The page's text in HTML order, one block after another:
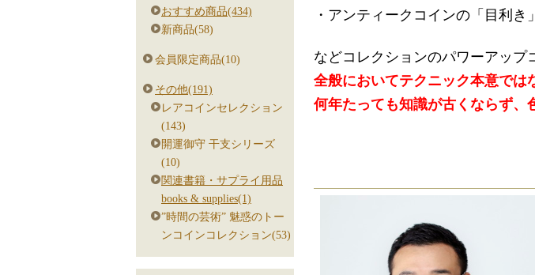
・アンティークコインの「目利
などコレクションのパワーアップ
全般においてテクニック本意では
何年たっても知識が古くならず、
おすすめ商品(434)
新商品(58)
会員限定商品(10)
その他(191)
レアコインセレクション
(143)
開運御守 干支シリーズ
(10)
関連書籍・サプライ用品
books & supplies(1)
”時間の芸術” 魅惑のトー
ンコインコレクション(53)